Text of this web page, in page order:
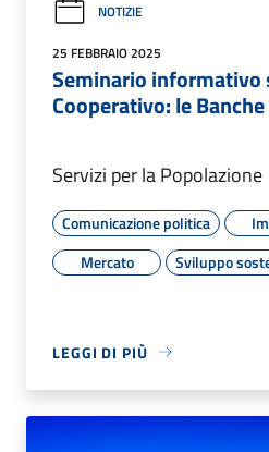
NOTIZIE
25 FEBBRAIO 2025
Seminario informativo
Cooperativo: le
Servizi per la Popolazione
Comunicazione politica
Mercato
Sviluppo
LEGGI DI PIÙ